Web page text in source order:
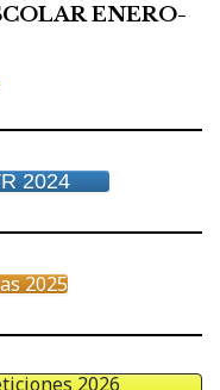
ENERO-
2024
2025
2026